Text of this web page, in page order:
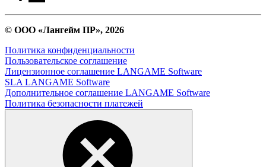
© ООО «Лангейм ПР», 2026
Политика конфиденциальности
Пользовательское соглашение
Лицензионное соглашение LANGAME Software
SLA LANGAME Software
Дополнительное соглашение LANGAME Software
Политика безопасности платежей